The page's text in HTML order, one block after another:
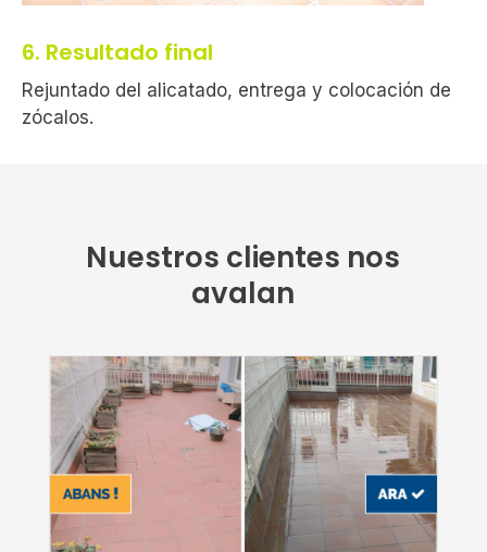
6. Resultado final
Rejuntado del alicatado, entrega y colocación de
zócalos.
Nuestros clientes nos
avalan